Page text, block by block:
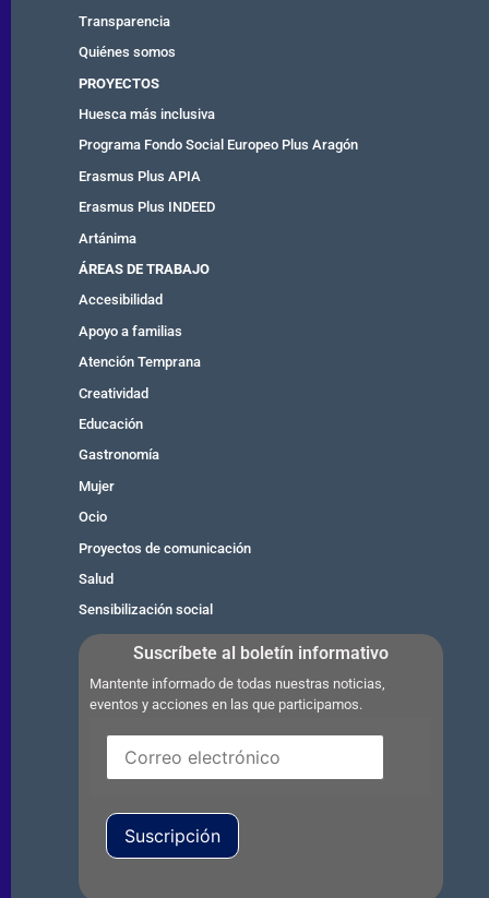
Transparencia
Quiénes somos
PROYECTOS
Huesca más inclusiva
Programa Fondo Social Europeo Plus Aragón
Erasmus Plus APIA
Erasmus Plus INDEED
Artánima
ÁREAS DE TRABAJO
Accesibilidad
Apoyo a familias
Atención Temprana
Creatividad
Educación
Gastronomía
Mujer
Ocio
Proyectos de comunicación
Salud
Sensibilización social
Suscríbete al boletín informativo
Mantente informado de todas nuestras noticias,
eventos y acciones en las que participamos.
Suscripción